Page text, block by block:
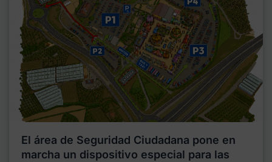
El área de Seguridad Ciudadana pone en
marcha un dispositivo especial para las